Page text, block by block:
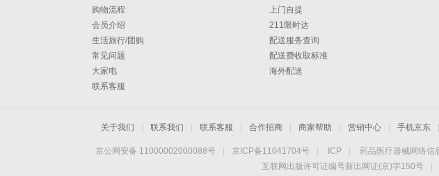
购物流程
会员介绍
生活旅行/团购
常见问题
大家电
联系客服
上门自提
211限时达
配送服务查询
配送费收取标准
海外配送
关于我们 联系我们 联系客服 合作招商 商家帮助 营销中心 手机京东
京公网安备 11000002000088号 京ICP备11041704号 ICP 药品医疗器械网络信
互联网出版许可证编号新出网证(京)字150号